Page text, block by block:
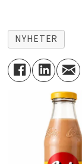
NYHETER